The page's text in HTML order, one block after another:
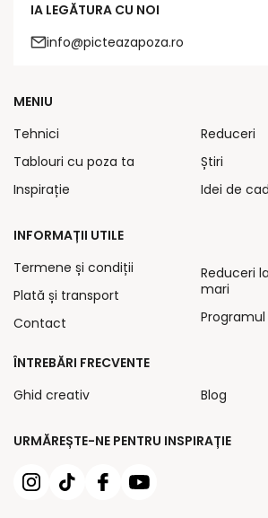
IA LEGĂTURA CU NOI
info@picteazapoza.ro
URMĂREȘTE-NE PENTRU INSPIRAȚIE
MENIU
Tehnici
Tablouri cu poza ta
Inspirație
Reduceri
Știri
Idei de
INFORMAȚII UTILE
Termene și condiții
Plată și transport
Contact
Reduceri
mari
ÎNTREBĂRI FRECVENTE
Ghid creativ
Blog